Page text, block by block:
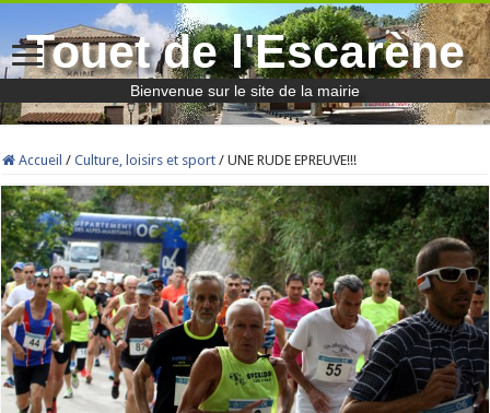
Touet de l'Escarène
Bienvenue sur le site de la mairie
Accueil / Culture, loisirs et sport / UNE RUDE EPREUVE!!!